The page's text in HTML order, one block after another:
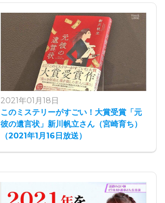
2021年01月18日
このミステリーがすごい！大賞受賞「元
彼の遺言状」新川帆立さん（宮崎育ち）
（2021年1月16日放送）